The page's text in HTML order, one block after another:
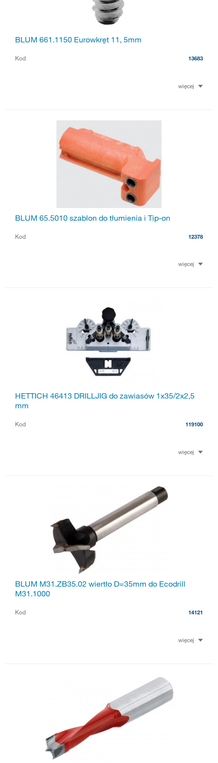
BLUM 661.1150 Eurowkręt 11, 5mm
Kod 13683
więcej
BLUM 65.5010 szablon do tłumienia i Tip-on
Kod 12378
więcej
HETTICH 46413 DRILLJIG do zawiasów 1x35/2x2,5
mm
Kod 119100
więcej
BLUM M31.ZB35.02 wiertło D=35mm do Ecodrill
M31.1000
Kod 14121
więcej